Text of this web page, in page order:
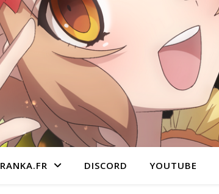
RANKA.FR DISCORD YOUTUBE